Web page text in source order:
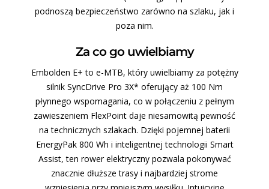
podnoszą bezpieczeństwo zarówno na szlaku, jak i
poza nim.
Za co go uwielbiamy
Embolden E+ to e-MTB, który uwielbiamy za potężny
silnik SyncDrive Pro 3X* oferujący aż 100 Nm
płynnego wspomagania, co w połączeniu z pełnym
zawieszeniem FlexPoint daje niesamowitą pewność
na technicznych szlakach. Dzięki pojemnej baterii
EnergyPak 800 Wh i inteligentnej technologii Smart
Assist, ten rower elektryczny pozwala pokonywać
znacznie dłuższe trasy i najbardziej strome